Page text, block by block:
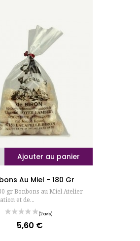
Ajouter au panier
Au Miel - 180 Gr
gr Bonbons au Miel Atelier
et de...
Prix
5,60 €